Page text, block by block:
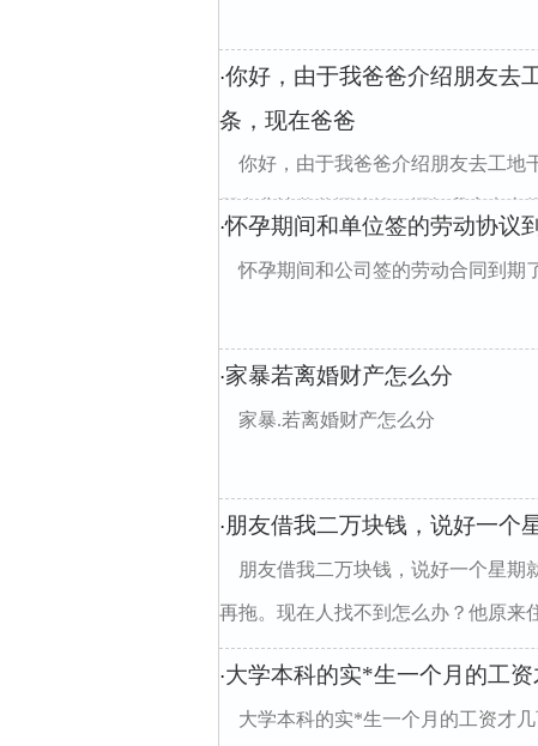
·你好，由于我爸爸介绍朋友去
条，现在爸爸
你好，由于我爸爸介绍朋友去工地
朋友非让爸爸还他钱，还把我家电车
·怀孕期间和单位签的劳动协议
怀孕期间和公司签的劳动合同到期
·家暴若离婚财产怎么分
家暴.若离婚财产怎么分
·朋友借我二万块钱，说好一个
朋友借我二万块钱，说好一个星期
再拖。现在人找不到怎么办？他原来
·大学本科的实*生一个月的工
大学本科的实*生一个月的工资才